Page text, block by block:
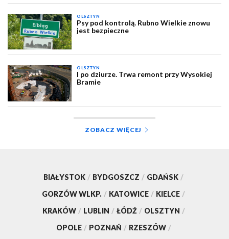
OLSZTYN
Psy pod kontrolą. Rubno Wielkie znowu
jest bezpieczne
OLSZTYN
I po dziurze. Trwa remont przy Wysokiej
Bramie
ZOBACZ WIĘCEJ
BIAŁYSTOK / BYDGOSZCZ / GDAŃSK /
GORZÓW WLKP. / KATOWICE / KIELCE /
KRAKÓW / LUBLIN / ŁÓDŹ / OLSZTYN /
OPOLE / POZNAŃ / RZESZÓW /